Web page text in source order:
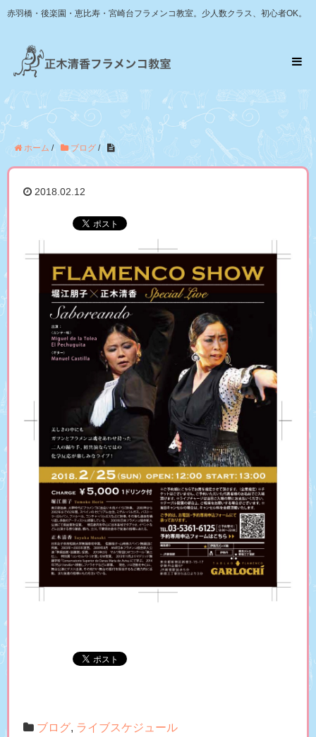
赤羽橋・後楽園・恵比寿・宮崎台フラメンコ教室。少人数クラス、初心者OK。
ホーム / ブログ /
2018.02.12
ブログ, ライブスケジュール